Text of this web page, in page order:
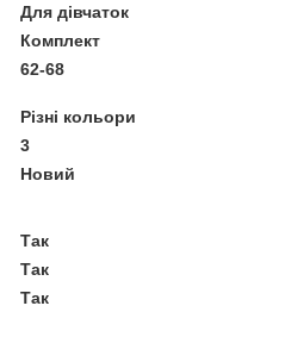
Для дівчаток
Комплект
62-68
Різні кольори
3
Новий
Так
Так
Так